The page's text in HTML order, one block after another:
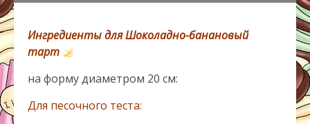
Ингредиенты для Шоколадно-банановый
тарт
на форму диаметром 20 см:
Для песочного теста: